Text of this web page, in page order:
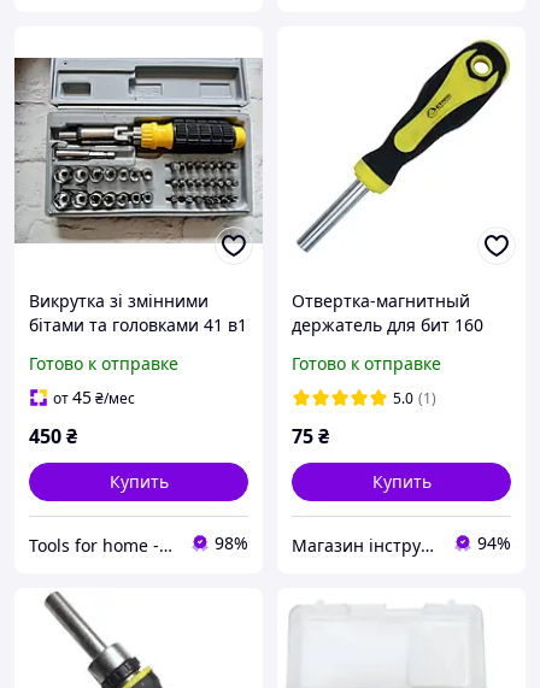
Викрутка зі змінними
бітами та головками 41 в1
Готово к отправке
от45₴/мес
450₴
Купить
Tools for home -Інструменти для дому 98%
Отвертка-магнитный
держатель для бит 160
Готово к отправке
5.0 (1)
75₴
Купить
Магазин інструменту MATRIX 94%